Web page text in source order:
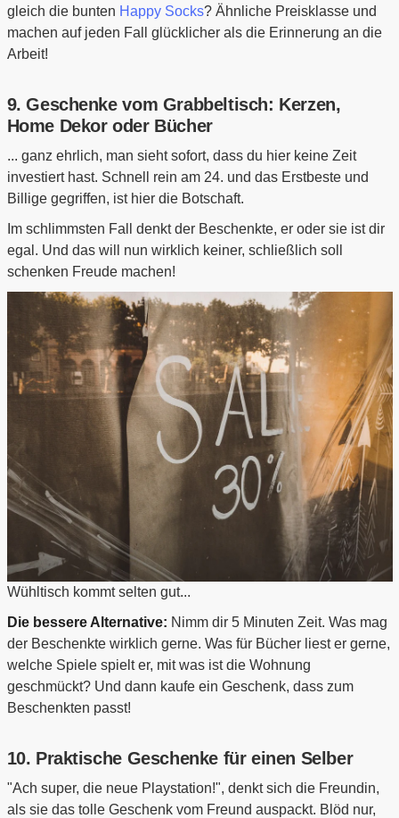
gleich die bunten Happy Socks? Ähnliche Preisklasse und
machen auf jeden Fall glücklicher als die Erinnerung an die
Arbeit!
9. Geschenke vom Grabbeltisch: Kerzen,
Home Dekor oder Bücher
... ganz ehrlich, man sieht sofort, dass du hier keine Zeit
investiert hast. Schnell rein am 24. und das Erstbeste und
Billige gegriffen, ist hier die Botschaft.
Im schlimmsten Fall denkt der Beschenkte, er oder sie ist dir
egal. Und das will nun wirklich keiner, schließlich soll
schenken Freude machen!
Wühltisch kommt selten gut...
Die bessere Alternative: Nimm dir 5 Minuten Zeit. Was mag
der Beschenkte wirklich gerne. Was für Bücher liest er gerne,
welche Spiele spielt er, mit was ist die Wohnung
geschmückt? Und dann kaufe ein Geschenk, dass zum
Beschenkten passt!
10. Praktische Geschenke für einen Selber
"Ach super, die neue Playstation!", denkt sich die Freundin,
als sie das tolle Geschenk vom Freund auspackt. Blöd nur,